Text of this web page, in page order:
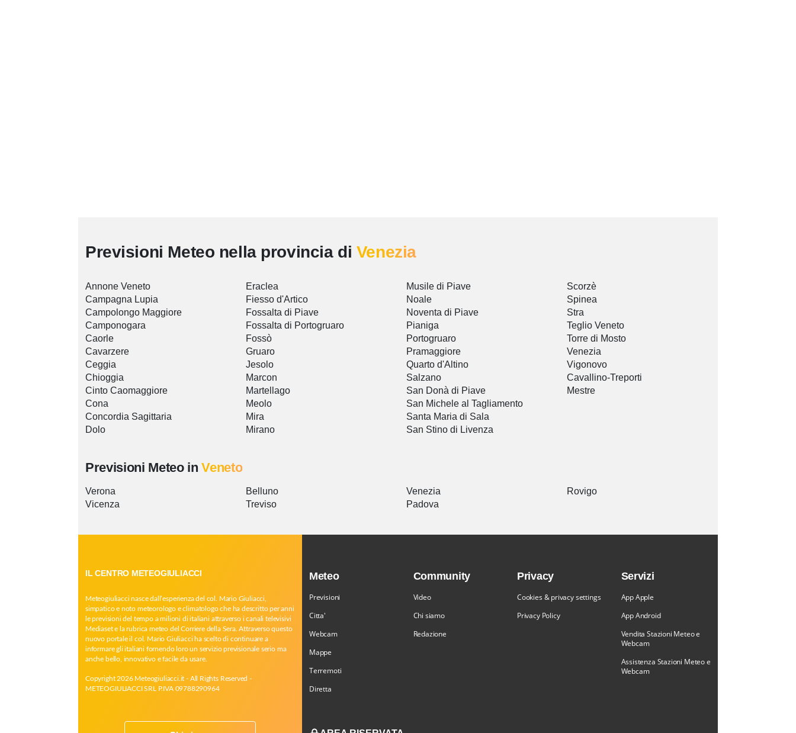
Previsioni Meteo nella provincia di Venezia
Annone Veneto
Campagna Lupia
Campolongo Maggiore
Camponogara
Caorle
Cavarzere
Ceggia
Chioggia
Cinto Caomaggiore
Cona
Concordia Sagittaria
Dolo
Eraclea
Fiesso d'Artico
Fossalta di Piave
Fossalta di Portogruaro
Fossò
Gruaro
Jesolo
Marcon
Martellago
Meolo
Mira
Mirano
Musile di Piave
Noale
Noventa di Piave
Pianiga
Portogruaro
Pramaggiore
Quarto d'Altino
Salzano
San Donà di Piave
San Michele al Tagliamento
Santa Maria di Sala
San Stino di Livenza
Scorzè
Spinea
Stra
Teglio Veneto
Torre di Mosto
Venezia
Vigonovo
Cavallino-Treporti
Mestre
Previsioni Meteo inVeneto
Verona
Vicenza
Belluno
Treviso
Venezia
Padova
Rovigo
IL CENTRO METEOGIULIACCI
Meteogiuliacci nasce dall’esperienza del col. Mario Giuliacci,
simpatico e noto meteorologo e climatologo che ha descritto per anni
le previsioni del tempo a milioni di italiani attraverso i canali televisivi
Mediaset e la rubrica meteo del Corriere della Sera. Attraverso questo
nuovo portale il col. Mario Giuliacci ha scelto di continuare a
informare gli italiani fornendo loro un servizio previsionale serio ma
anche bello, innovativo e facile da usare.
Copyright 2026 Meteogiuliacci.it - All Rights Reserved -
METEOGIULIACCI SRL P.IVA 09788290964
Meteo
Previsioni
Citta'
Webcam
Mappe
Terremoti
Diretta
Community
Video
Chi siamo
Redazione
Privacy
Cookies & privacy settings
Privacy Policy
Servizi
App Apple
App Android
Vendita Stazioni Meteo e
Webcam
Assistenza Stazioni Meteo e
Webcam